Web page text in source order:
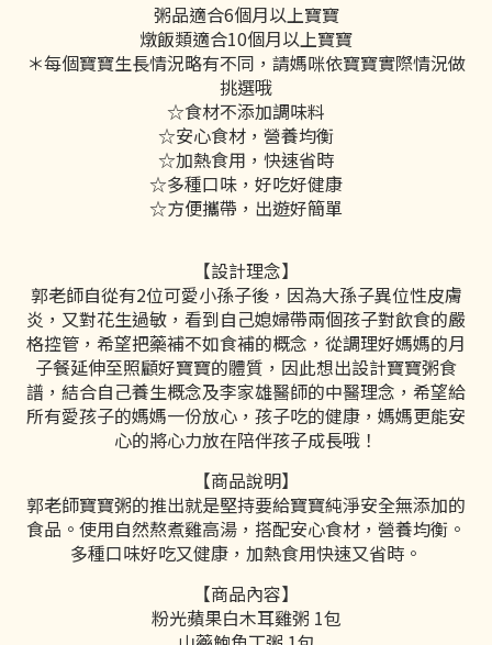
粥品適合6個月以上寶寶
燉飯類適合10個月以上寶寶
＊每個寶寶生長情況略有不同， 請媽咪依寶寶實際情況做
挑選哦
☆食材不添加調味料
☆安心食材，營養均衡
☆加熱食用，快速省時
☆多種口味，好吃好健康
☆方便攜帶，出遊好簡單
【設計理念】
郭老師自從有2位可愛小孫子後，因為大孫子異位性皮膚
炎，又對花生過敏，看到自己媳婦帶兩個孩子對飲食的嚴
格控管，希望把藥補不如食補的概念，從調理好媽媽的月
子餐延伸至照顧好寶寶的體質，因此想出設計寶寶粥食
譜，結合自己養生概念及李家雄醫師的中醫理念，希望給
所有愛孩子的媽媽一份放心，孩子吃的健康，媽媽更能安
心的將心力放在陪伴孩子成長哦！
【商品說明】
郭老師寶寶粥的推出就是堅持要給寶寶純淨安全無添加的
食品。使用自然熬煮雞高湯，搭配安心食材，營養均衡。
多種口味好吃又健康，加熱食用快速又省時。
【商品內容】
粉光蘋果白木耳雞粥 1包